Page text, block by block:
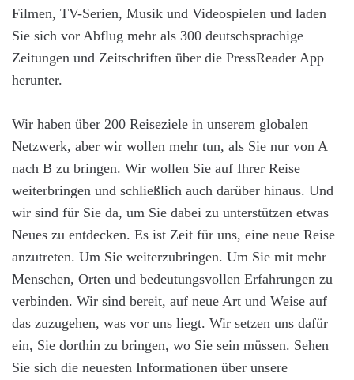
Filmen, TV-Serien, Musik und Videospielen und laden
Sie sich vor Abflug mehr als 300 deutschsprachige
Zeitungen und Zeitschriften über die PressReader App
herunter.
Wir haben über 200 Reiseziele in unserem globalen
Netzwerk, aber wir wollen mehr tun, als Sie nur von A
nach B zu bringen. Wir wollen Sie auf Ihrer Reise
weiterbringen und schließlich auch darüber hinaus. Und
wir sind für Sie da, um Sie dabei zu unterstützen etwas
Neues zu entdecken. Es ist Zeit für uns, eine neue Reise
anzutreten. Um Sie weiterzubringen. Um Sie mit mehr
Menschen, Orten und bedeutungsvollen Erfahrungen zu
verbinden. Wir sind bereit, auf neue Art und Weise auf
das zuzugehen, was vor uns liegt. Wir setzen uns dafür
ein, Sie dorthin zu bringen, wo Sie sein müssen. Sehen
Sie sich die neuesten Informationen über unsere